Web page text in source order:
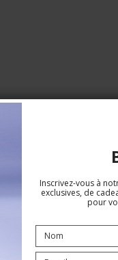
Inscrivez-vous à
exclusives, de
pour